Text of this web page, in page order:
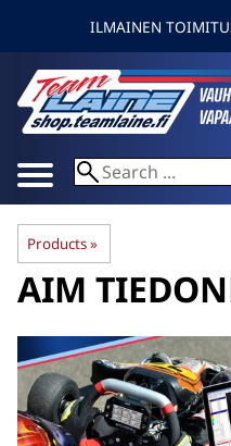
ILMAINEN
Products‪»
AIM